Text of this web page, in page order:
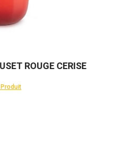
ROUGE CERISE